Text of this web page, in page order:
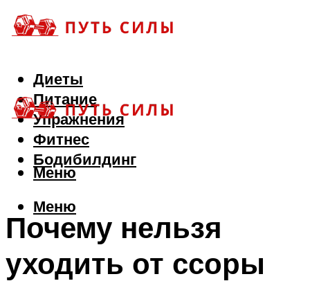
Диеты
Питание
Упражнения
Фитнес
Бодибилдинг
Меню
Меню
Почему нельзя
уходить от ссоры